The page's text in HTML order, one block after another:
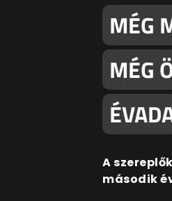
MÉG
MÉG
A
második